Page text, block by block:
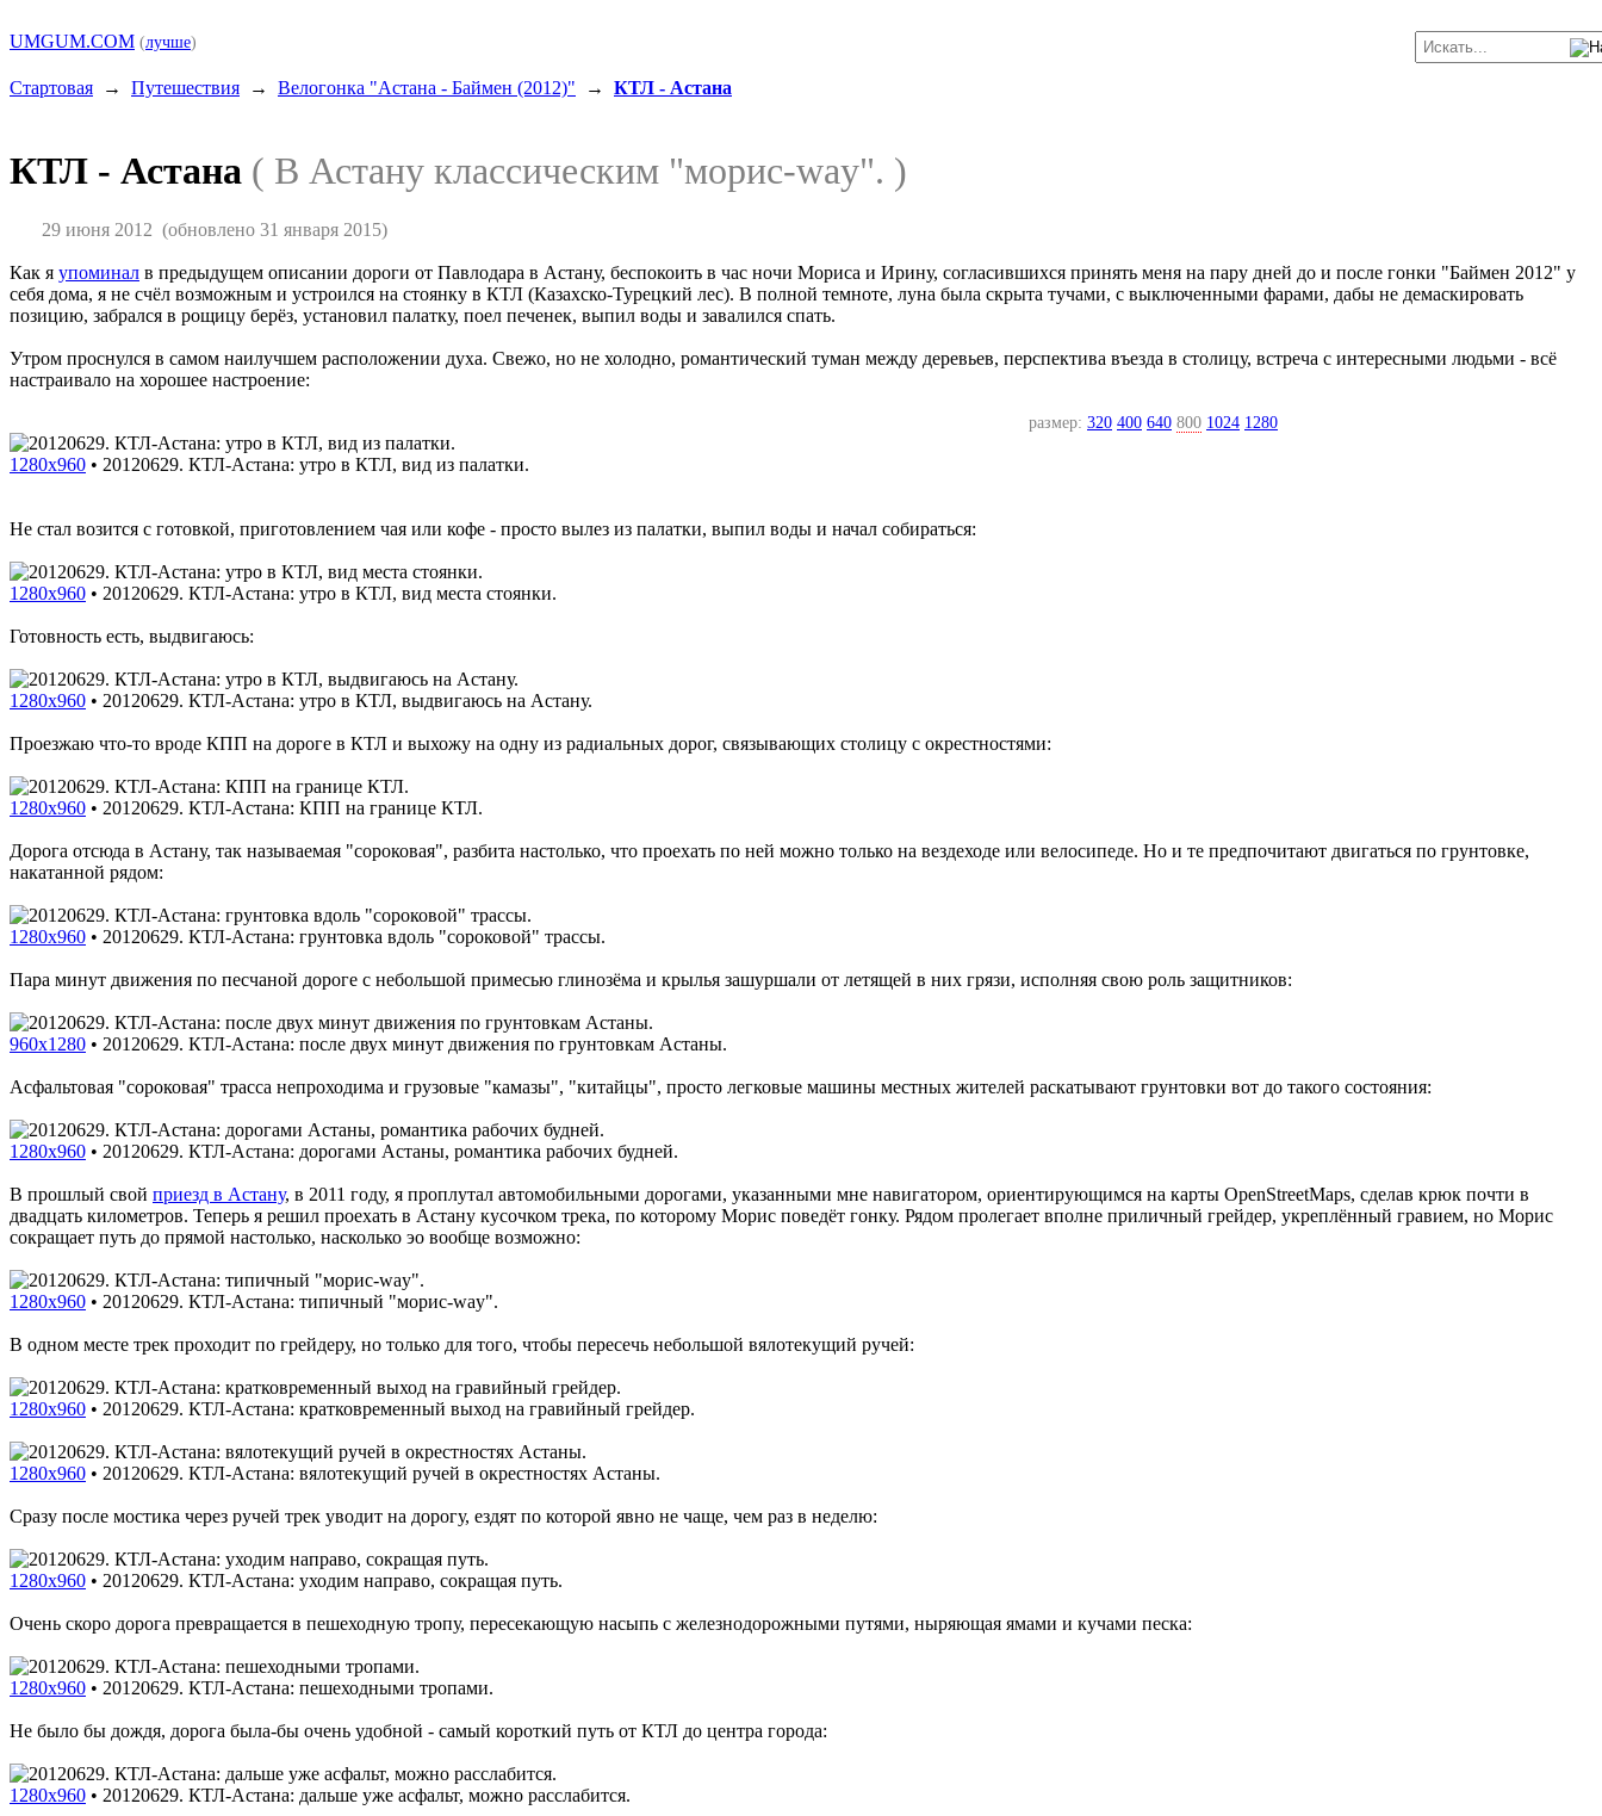
UMGUM.COM (лучше)
Стартовая → Путешествия → Велогонка "Астана - Баймен (2012)" → КТЛ - Астана
КТЛ - Астана ( В Астану классическим "морис-way". )
29 июня 2012 (обновлено 31 января 2015)
Как я упоминал в предыдущем описании дороги от Павлодара в Астану, беспокоить в час ночи Мориса и Ирину, согласившихся принять меня на пару дней до и после гонки "Баймен 2012" у
себя дома, я не счёл возможным и устроился на стоянку в КТЛ (Казахско-Турецкий лес). В полной темноте, луна была скрыта тучами, с выключенными фарами, дабы не демаскировать
позицию, забрался в рощицу берёз, установил палатку, поел печенек, выпил воды и завалился спать.
Утром проснулся в самом наилучшем расположении духа. Свежо, но не холодно, романтический туман между деревьев, перспектива въезда в столицу, встреча с интересными людьми - всё
настраивало на хорошее настроение:
размер: 320 400 640 800 1024 1280
1280x960 • 20120629. КТЛ-Астана: утро в КТЛ, вид из палатки.
Не стал возится с готовкой, приготовлением чая или кофе - просто вылез из палатки, выпил воды и начал собираться:
1280x960 • 20120629. КТЛ-Астана: утро в КТЛ, вид места стоянки.
Готовность есть, выдвигаюсь:
1280x960 • 20120629. КТЛ-Астана: утро в КТЛ, выдвигаюсь на Астану.
Проезжаю что-то вроде КПП на дороге в КТЛ и выхожу на одну из радиальных дорог, связывающих столицу с окрестностями:
1280x960 • 20120629. КТЛ-Астана: КПП на границе КТЛ.
Дорога отсюда в Астану, так называемая "сороковая", разбита настолько, что проехать по ней можно только на вездеходе или велосипеде. Но и те предпочитают двигаться по грунтовке,
накатанной рядом:
1280x960 • 20120629. КТЛ-Астана: грунтовка вдоль "сороковой" трассы.
Пара минут движения по песчаной дороге с небольшой примесью глинозёма и крылья зашуршали от летящей в них грязи, исполняя свою роль защитников:
960x1280 • 20120629. КТЛ-Астана: после двух минут движения по грунтовкам Астаны.
Асфальтовая "сороковая" трасса непроходима и грузовые "камазы", "китайцы", просто легковые машины местных жителей раскатывают грунтовки вот до такого состояния:
1280x960 • 20120629. КТЛ-Астана: дорогами Астаны, романтика рабочих будней.
В прошлый свой приезд в Астану, в 2011 году, я проплутал автомобильными дорогами, указанными мне навигатором, ориентирующимся на карты OpenStreetMaps, сделав крюк почти в
двадцать километров. Теперь я решил проехать в Астану кусочком трека, по которому Морис поведёт гонку. Рядом пролегает вполне приличный грейдер, укреплённый гравием, но Морис
сокращает путь до прямой настолько, насколько эо вообще возможно:
1280x960 • 20120629. КТЛ-Астана: типичный "морис-way".
В одном месте трек проходит по грейдеру, но только для того, чтобы пересечь небольшой вялотекущий ручей:
1280x960 • 20120629. КТЛ-Астана: кратковременный выход на гравийный грейдер.
1280x960 • 20120629. КТЛ-Астана: вялотекущий ручей в окрестностях Астаны.
Сразу после мостика через ручей трек уводит на дорогу, ездят по которой явно не чаще, чем раз в неделю:
1280x960 • 20120629. КТЛ-Астана: уходим направо, сокращая путь.
Очень скоро дорога превращается в пешеходную тропу, пересекающую насыпь с железнодорожными путями, ныряющая ямами и кучами песка:
1280x960 • 20120629. КТЛ-Астана: пешеходными тропами.
Не было бы дождя, дорога была-бы очень удобной - самый короткий путь от КТЛ до центра города:
1280x960 • 20120629. КТЛ-Астана: дальше уже асфальт, можно расслабится.